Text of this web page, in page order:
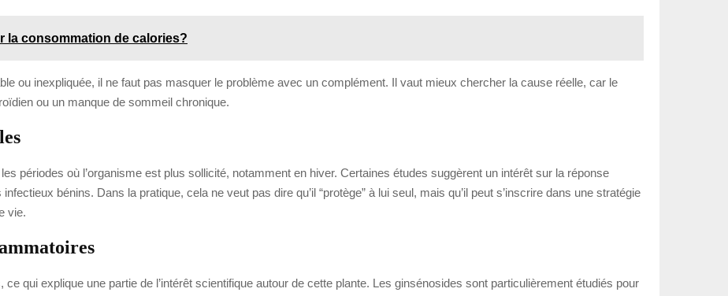
la consommation de calories?
ou inexpliquée, il ne faut pas masquer le problème avec un complément. Il vaut mieux chercher la cause réelle, car le
ou un manque de sommeil chronique.
périodes où l’organisme est plus sollicité, notamment en hiver. Certaines études suggèrent un intérêt sur la réponse
bénins. Dans la pratique, cela ne veut pas dire qu’il “protège” à lui seul, mais qu’il peut s’inscrire dans une stratégie
vie.
qui explique une partie de l’intérêt scientifique autour de cette plante. Les ginsénosides sont particulièrement étudiés pour